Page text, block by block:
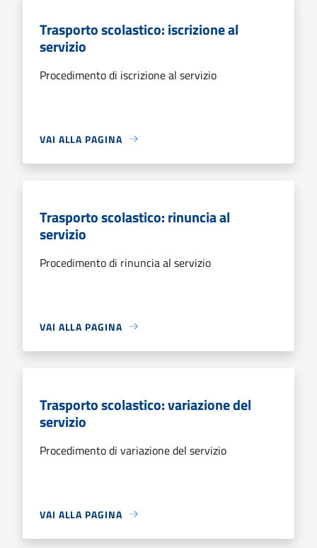
Trasporto scolastico: iscrizione al
servizio
Procedimento di iscrizione al servizio
VAI ALLA PAGINA
Trasporto scolastico: rinuncia al
servizio
Procedimento di rinuncia al servizio
VAI ALLA PAGINA
Trasporto scolastico: variazione del
servizio
Procedimento di variazione del servizio
VAI ALLA PAGINA